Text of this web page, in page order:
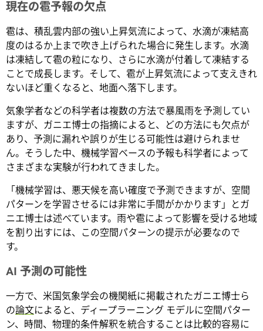
現在の雹予報の欠点
雹は、積乱雲内部の強い上昇気流によって、水滴が凍結高
度のはるか上まで吹き上げられた場合に発生します。水滴
は凍結して雹の粒になり、さらに水滴が付着して凍結する
ことで成長します。そして、雹が上昇気流によって支えきれ
ないほど重くなると、地面へ落下します。
気象学者などの科学者は複数の方法で暴風雨を予測してい
ますが、ガニエ博士の指摘によると、どの方法にも欠点が
あり、予測に漏れや誤りが生じる可能性は避けられませ
ん。そうした中、機械学習ベースの予報も科学者によって
さまざまな実験が行われてきました。
「機械学習は、悪天候を高い確度で予測できますが、空間
パターンを学習させるには非常に手間がかかります」とガ
ニエ博士は述べています。雨や雹によって影響を受ける地域
を割り出すには、この空間パターンの提示が必要なので
す。
AI 予測の可能性
一方で、米国気象学会の機関紙に掲載されたガニエ博士ら
の論文によると、ディープラーニング モデルに空間パター
ン、時間、物理的条件解釈を統合することは比較的容易に